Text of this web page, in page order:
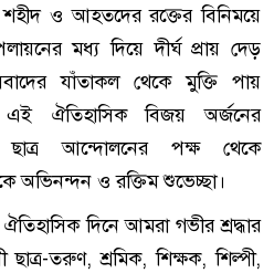
ও আহতদের রক্তের বিনিময়ে
মধ্য দিয়ে দীর্ঘ প্রায় দেড়
যাঁতাকল থেকে মুক্তি পায়
এই ঐতিহাসিক বিজয় অর্জনের
ছাত্র আন্দোলনের পক্ষ থেকে
অভিনন্দন ও রক্তিম শুভেচ্ছা।
দিনে আমরা গভীর শ্রদ্ধার
ছাত্র-তরুণ, শ্রমিক, শিক্ষক, শিল্পী,